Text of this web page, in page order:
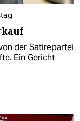
der Satirepartei
Ein Gericht